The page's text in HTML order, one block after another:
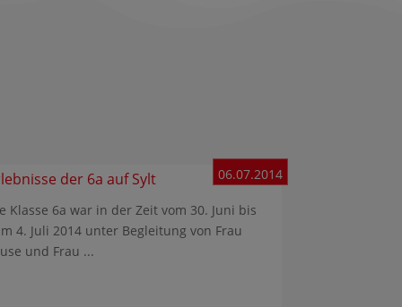
der 6a auf Sylt 06.07.2014
Klasse 6a war in der Zeit vom 30. Juni bis
4. Juli 2014 unter Begleitung von Frau
und Frau ...